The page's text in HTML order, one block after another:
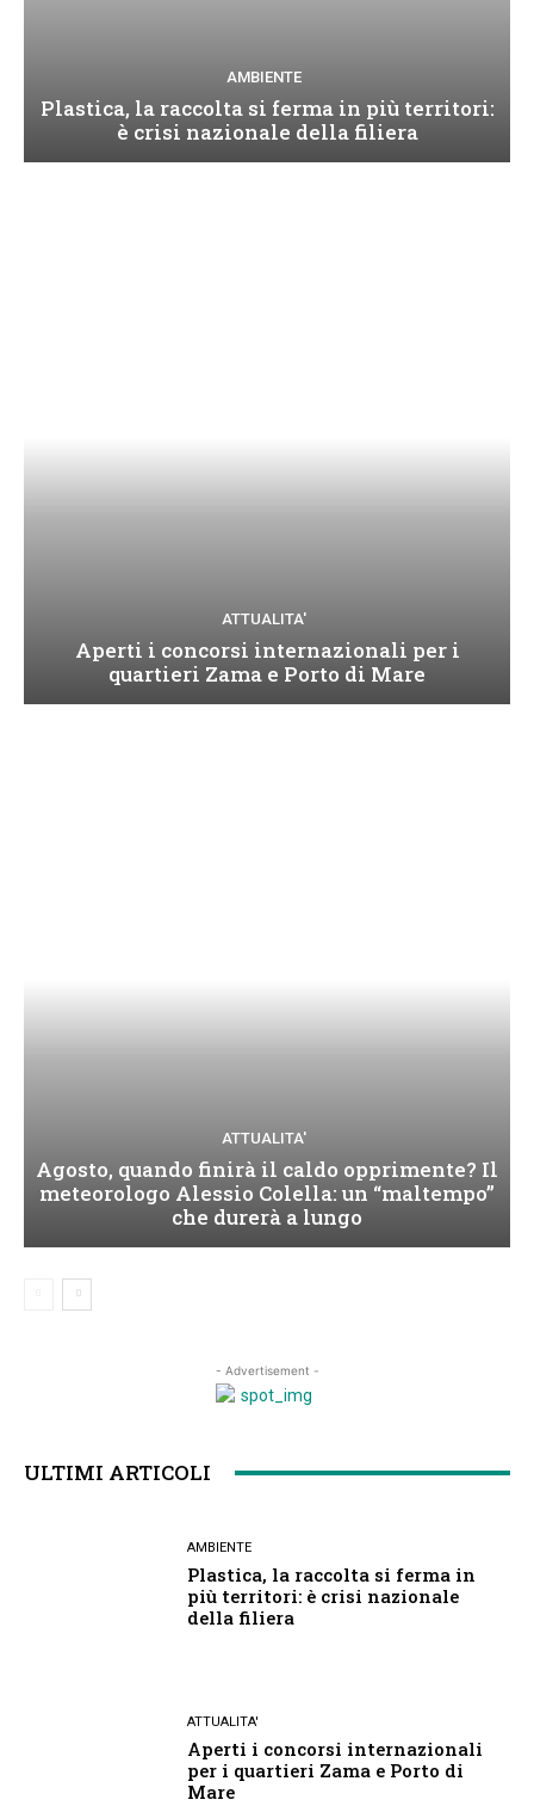
AMBIENTE
Plastica, la raccolta si ferma in più territori:
è crisi nazionale della filiera
ATTUALITA'
Aperti i concorsi internazionali per i
quartieri Zama e Porto di Mare
ATTUALITA'
Agosto, quando finirà il caldo opprimente? Il
meteorologo Alessio Colella: un “maltempo”
che durerà a lungo
- Advertisement -
ULTIMI ARTICOLI
AMBIENTE
Plastica, la raccolta si ferma in
più territori: è crisi nazionale
della filiera
ATTUALITA'
Aperti i concorsi internazionali
per i quartieri Zama e Porto di
Mare